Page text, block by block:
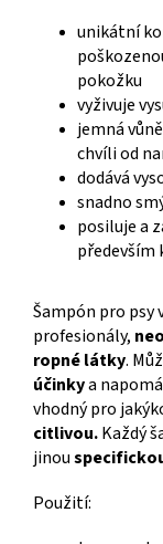
unikátní
pokožku
vyživuje
jemná
chvíli od
dodává
snadno
posiluje a
především
Šampón pro psy
profesionály,
ropné látky.
účinkya
vhodný pro
citlivou.Každý
jinou
Použití: